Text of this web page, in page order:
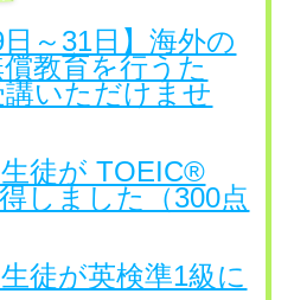
日～31日】海外の
教育を行うた
いただけませ
徒が TOEIC®
しました（300点
徒が英検準1級に